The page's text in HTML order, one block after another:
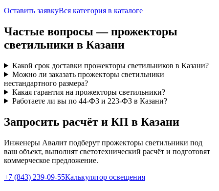
Оставить заявкуВся категория в каталоге
Частые вопросы —прожекторы
светильники в Казани
Какой срок доставки прожекторы светильников в Казани?
Можно ли заказать прожекторы светильники
нестандартного размера?
Какая гарантия на прожекторы светильники?
Работаете ли вы по 44-ФЗ и 223-ФЗ в Казани?
Запросить расчёт и КП в Казани
Инженеры Авалит подберут прожекторы светильники под
ваш объект, выполнят светотехнический расчёт и подготовят
коммерческое предложение.
+7 (843) 239-09-55Калькулятор освещения